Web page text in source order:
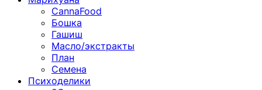
CannaFood
Бошка
Гашиш
Масло/экстракты
План
Семена
Психоделики